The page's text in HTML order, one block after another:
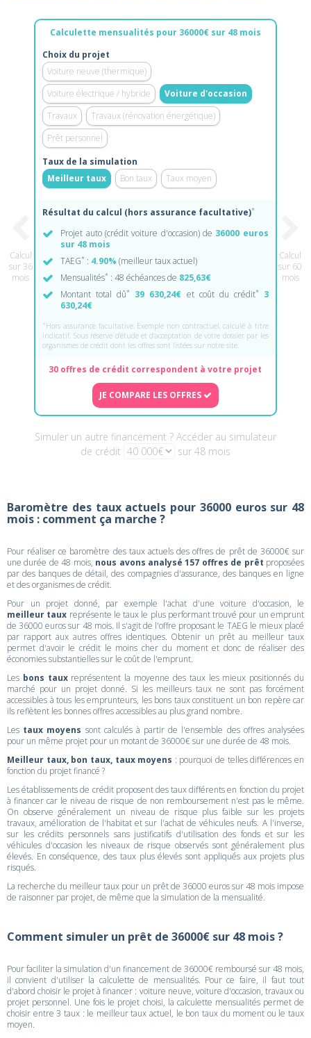
Calcul
sur 36
mois
Calculette mensualités pour 36000€ sur 48 mois
Choix du projet
Voiture neuve (thermique)
Voiture électrique / hybride
Voiture d'occasion
Travaux
Travaux (rénovation énergétique)
Prêt personnel
Taux de la simulation
Meilleur taux
Bon taux Taux moyen
Résultat du calcul (hors assurance facultative)*
Projet auto (crédit voiture d'occasion) de 36000 euros
sur 48 mois
TAEG* : 4.90% (meilleur taux actuel)
Mensualités* : 48 échéances de 825,63€
Montant total dû* 39 630,24€ et coût du crédit*
3
630,24€
* Hors assurance facultative. Exemple non contractuel, calculé à titre
indicatif. Sous réserve d'étude et d'acceptation de votre dossier par les
organismes de crédit dont les offres sont listées sur notre site.
30 offres de crédit correspondent à votre projet
JE COMPARE LES OFFRES
Simuler un autre financement ? Accéder au simulateur
de crédit
sur 48 mois
Calcul
sur 60
mois
Baromètre des taux actuels pour 36000 euros sur 48
mois : comment ça marche ?
Pour réaliser ce baromètre des taux actuels des offres de prêt de 36000€ sur
une durée de 48 mois, nous avons analysé 157 offres de prêt proposées
par des banques de détail, des compagnies d'assurance, des banques en ligne
et des organismes de crédit.
Pour un projet donné, par exemple l'achat d'une voiture d'occasion, le
meilleur taux représente le taux le plus performant trouvé pour un emprunt
de 36000 euros sur 48 mois. Il s'agit de l'offre proposant le TAEG le mieux placé
par rapport aux autres offres identiques. Obtenir un prêt au meilleur taux
permet d'avoir le crédit le moins cher du moment et donc de réaliser des
économies substantielles sur le coût de l'emprunt.
Les bons tauxreprésentent la moyenne des taux les mieux positionnés du
marché pour un projet donné. Si les meilleurs taux ne sont pas forcément
accessibles à tous les emprunteurs, les bons taux constituent un bon repère car
ils reflètent les bonnes offres accessibles au plus grand nombre.
Les taux moyens sont calculés à partir de l'ensemble des offres analysées
pour un même projet pour un motant de 36000€ sur une durée de 48 mois.
Meilleur taux, bon taux, taux moyens : pourquoi de telles différences en
fonction du projet financé ?
Les établissements de crédit proposent des taux différents en fonction du projet
à financer car le niveau de risque de non remboursement n'est pas le même.
On observe généralement un niveau de risque plus faible sur les projets
travaux, amélioration de l'habitat et sur l'achat de véhicules neufs. A l'inverse,
sur les crédits personnels sans justificatifs d'utilisation des fonds et sur les
véhicules d'occasion les niveaux de risque observés sont généralement plus
élevés. En conséquence, des taux plus élevés sont appliqués aux projets plus
risqués.
La recherche du meilleur taux pour un prêt de 36000 euros sur 48 mois impose
de raisonner par projet, de même que la simulation de la mensualité.
Comment simuler un prêt de 36000€ sur 48 mois ?
Pour faciliter la simulation d'un financement de 36000€ remboursé sur 48 mois,
il convient d'utiliser la calculette de mensualités. Pour ce faire, il faut tout
d'abord choisir le projet à financer : voiture neuve, voiture d'occasion, travaux ou
projet personnel. Une fois le projet choisi, la calculette mensualités permet de
choisir entre 3 taux : le meilleur taux actuel, le bon taux du moment ou le taux
moyen.